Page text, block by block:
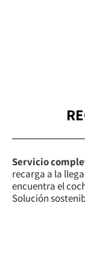
Servicio
recarga a la
encuentra el
Solución